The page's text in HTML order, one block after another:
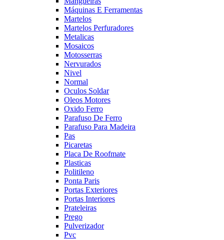
Máquinas E Ferramentas
Martelos
Martelos Perfuradores
Metalicas
Mosaicos
Motosserras
Nervurados
Nivel
Normal
Oculos Soldar
Oleos Motores
Oxido Ferro
Parafuso De Ferro
Parafuso Para Madeira
Pas
Picaretas
Placa De Roofmate
Plasticas
Politileno
Ponta Paris
Portas Exteriores
Portas Interiores
Prateleiras
Prego
Pulverizador
Pvc